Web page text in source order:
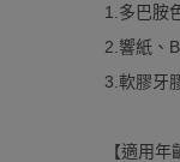
1.多巴胺
2.響紙、
3.軟膠牙
【適用